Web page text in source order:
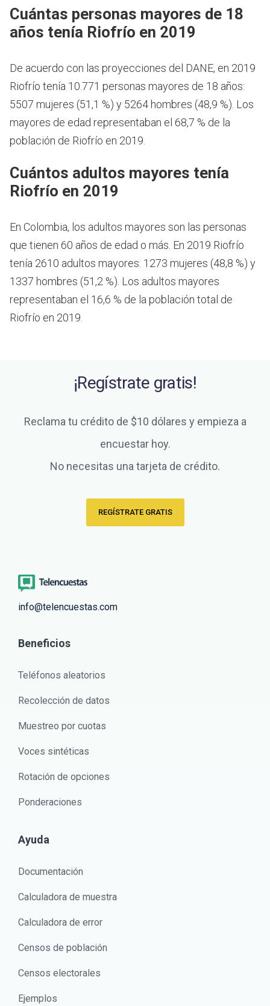
Cuántas personas mayores de 18
años tenía Riofrío en 2019
De acuerdo con las proyecciones del DANE, en 2019
Riofrío tenía 10.771 personas mayores de 18 años:
5507 mujeres (51,1 %) y 5264 hombres (48,9 %). Los
mayores de edad representaban el 68,7 % de la
población de Riofrío en 2019.
Cuántos adultos mayores tenía
Riofrío en 2019
En Colombia, los adultos mayores son las personas
que tienen 60 años de edad o más. En 2019 Riofrío
tenía 2610 adultos mayores: 1273 mujeres (48,8 %) y
1337 hombres (51,2 %). Los adultos mayores
representaban el 16,6 % de la población total de
Riofrío en 2019.
¡Regístrate gratis!
Reclama tu crédito de $10 dólares y empieza a
encuestar hoy.
No necesitas una tarjeta de crédito.
REGÍSTRATE GRATIS
info@telencuestas.com
Beneficios
Teléfonos aleatorios
Recolección de datos
Muestreo por cuotas
Voces sintéticas
Rotación de opciones
Ponderaciones
Ayuda
Documentación
Calculadora de muestra
Calculadora de error
Censos de población
Censos electorales
Ejemplos